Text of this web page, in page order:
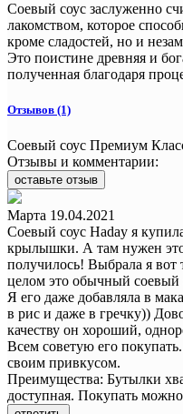
Соевый соус заслуженно
лакомством, которое
кроме сладостей, но и
Это поистине древняя и
полученная благодаря
Отзывов (1)
Соевый соус Премиум
Отзывы и комментарии:
оставьте отзыв
Марта 19.04.2021
Соевый соус Haday я
крылышки. А там нужен
получилось! Выбрала я вот
целом это обычный соевый
Я его даже добавляла в
в рис и даже в гречку))
качеству он хороший,
Всем советую его
своим привкусом.
Преимущества: Бутылки
доступная. Покупать